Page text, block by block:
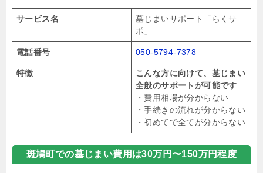
サービス名
墓じまいサポート「らくサ
ポ」
電話番号 050-5794-7378
特徴
こんな方に向けて、墓じまい
全般のサポートが可能です
・費用相場が分からない
・手続きの流れが分からない
・初めてで全てが分からない
斑鳩町での墓じまい費用は30万円〜150万円程度